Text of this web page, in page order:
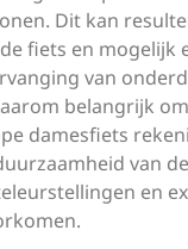
Dit kan
fiets en mogelijk
van
belangrijk
damesfiets
van
en